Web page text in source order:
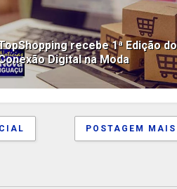
recebe 1ª Edição do
Digital na Moda
POSTAGEM